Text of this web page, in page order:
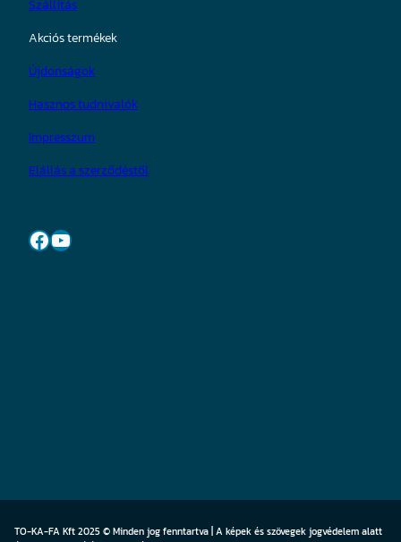
Szállítás
Akciós termékek
Újdonságok
Hasznos tudnivalók
Impresszum
Elállás a szerződéstől
Facebook YouTube
TO-KA-FA Kft 2025 © Minden jog fenntartva | A képek és szövegek jogvédelem alatt